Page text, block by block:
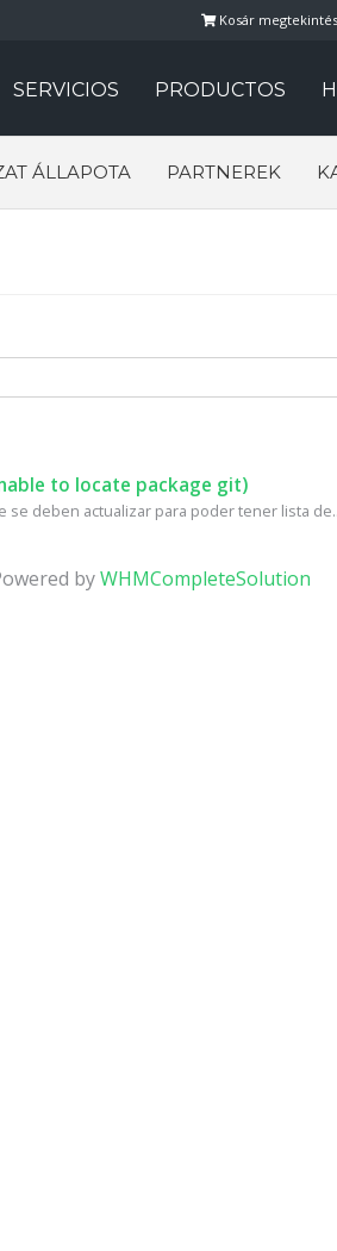
Kosár
SERVICIOS PRODUCTOS
ÁLLAPOTA PARTNEREK
to locate package git)
se deben actualizar para poder tener lista
byWHMCompleteSolution